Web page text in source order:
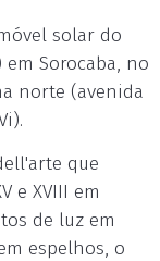
solar do
Sorocaba, no
norte (avenida
que
e XVIII em
de luz em
espelhos, o